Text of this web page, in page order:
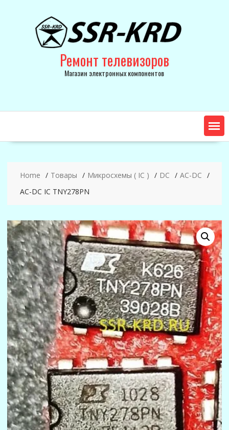
Ремонт телевизоров
Магазин электронных компонентов
Home Товары Микросхемы ( IC ) DC
AC-DC
AC-DC IC TNY278PN